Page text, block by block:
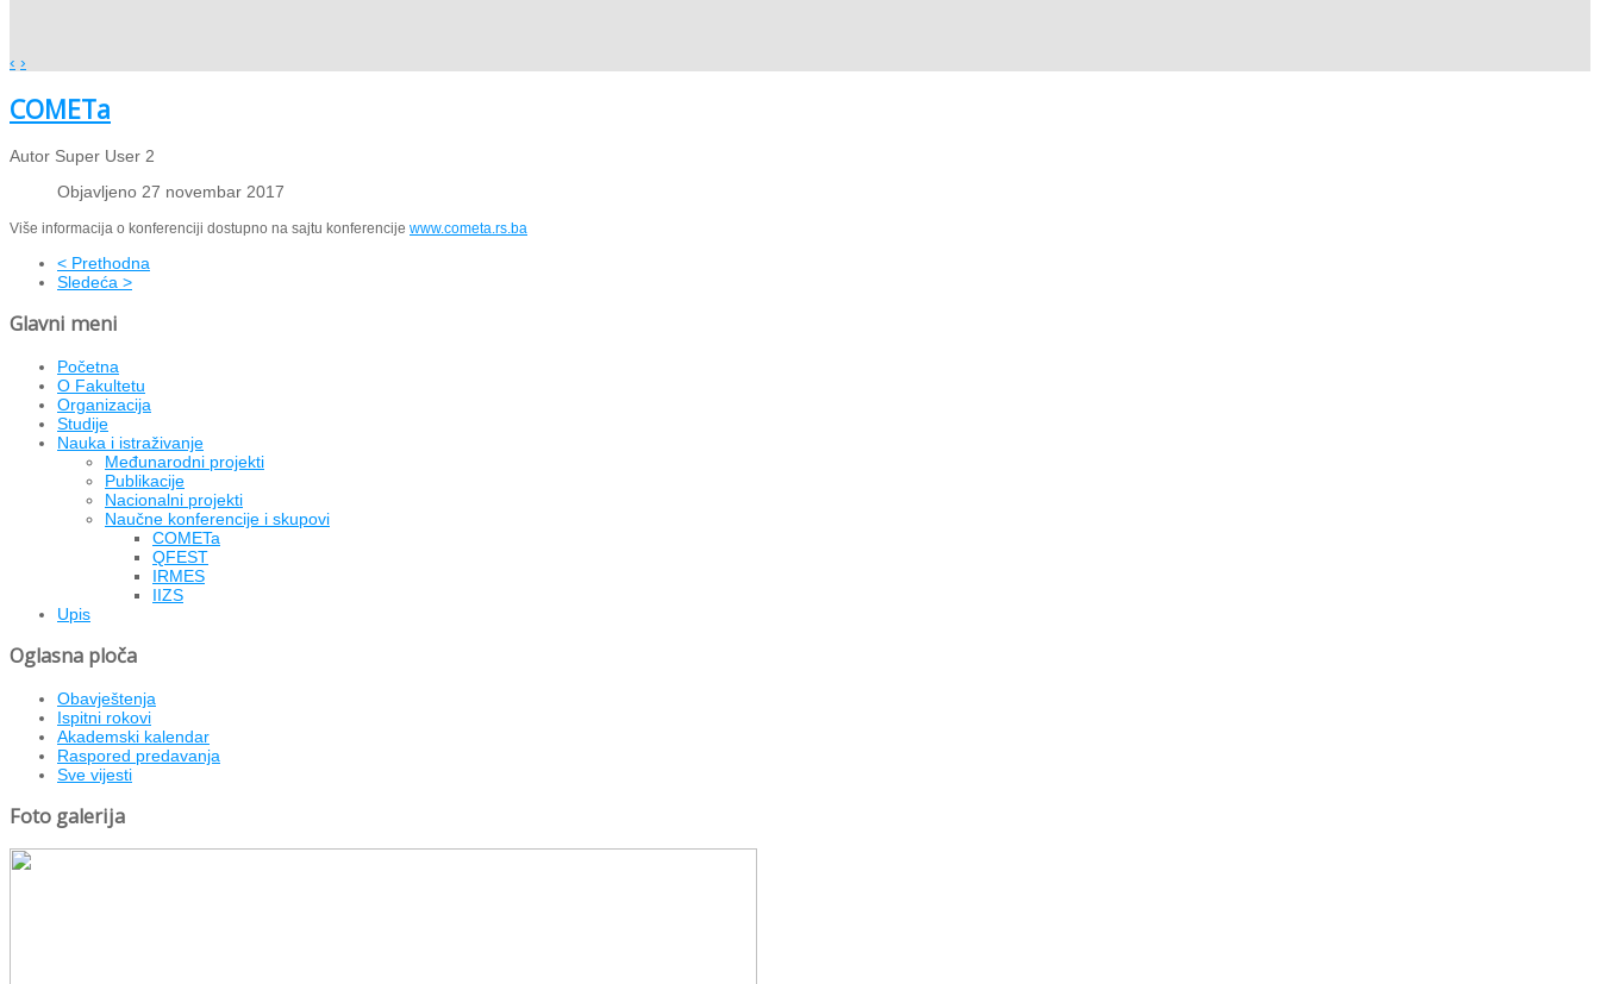
‹ ›
COMETa
Autor Super User 2
Objavljeno 27 novembar 2017
Više informacija o konferenciji dostupno na sajtu konferencije www.cometa.rs.ba
< Prethodna
Sledeća >
Glavni meni
Početna
O Fakultetu
Organizacija
Studije
Nauka i istraživanje
Međunarodni projekti
Publikacije
Nacionalni projekti
Naučne konferencije i skupovi
COMETa
QFEST
IRMES
IIZS
Upis
Oglasna ploča
Obavještenja
Ispitni rokovi
Akademski kalendar
Raspored predavanja
Sve vijesti
Foto galerija